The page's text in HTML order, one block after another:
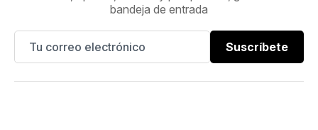
bandeja de entrada
Suscríbete